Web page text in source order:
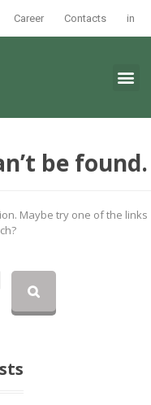
Career Contacts in
be found.
Maybe try one of the links